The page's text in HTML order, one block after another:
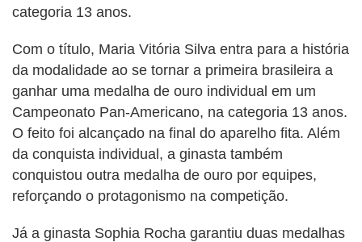
categoria 13 anos.
Com o título, Maria Vitória Silva entra para a história
da modalidade ao se tornar a primeira brasileira a
ganhar uma medalha de ouro individual em um
Campeonato Pan-Americano, na categoria 13 anos.
O feito foi alcançado na final do aparelho fita. Além
da conquista individual, a ginasta também
conquistou outra medalha de ouro por equipes,
reforçando o protagonismo na competição.
Já a ginasta Sophia Rocha garantiu duas medalhas